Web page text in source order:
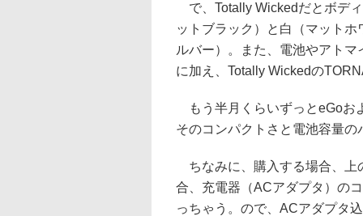
で、Totally Wickedだとボデ
ットブラック）と白（マット
ルバー）。また、電池やアト
に加え、Totally Wickedの
もう半月くらいずっとeGoお
そのコンパクトさと電池容量の
ちなみに、購入する場合、上
合、充電器（ACアダプタ）の
っちゃう。ので、ACアダプタ